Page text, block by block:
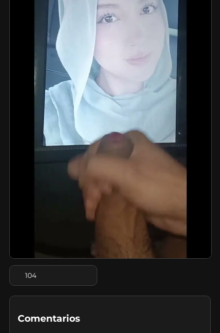
104
Comentarios